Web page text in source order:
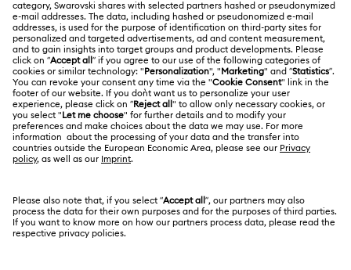
Bize Ulaşın
Ölçü rehberi
Mağaza Bilgileri
Swarovski Hakkında
İşler & Kariyer
Alumni Community
Profesyoneller İçin
Site Haritası
Swarovski Created Diamonds
Kristallwelten
YASAL KOŞULLAR
Kullanım Koşulları
Ön bilgilendirme koşulları
Gizlilik politikası
Hizmet sağlayıcı
Türkiye
English
Türkçe